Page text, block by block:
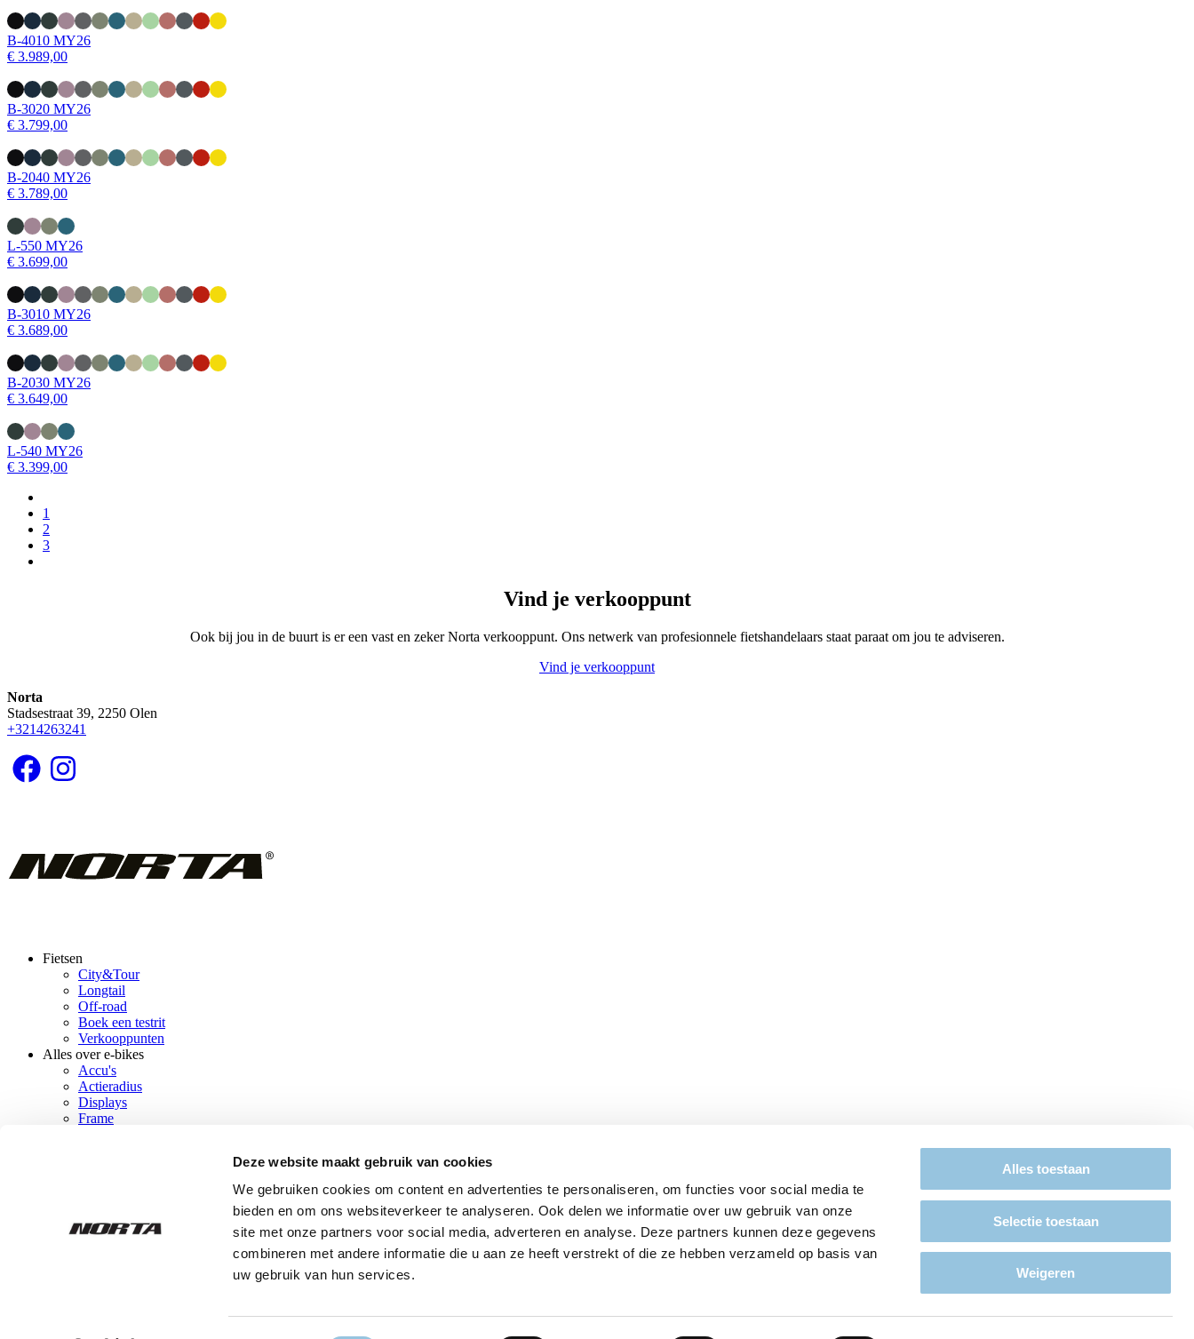
Deze website maakt gebruik van cookies
We gebruiken cookies om content en advertenties te personaliseren, om functies voor social media te
bieden en om ons websiteverkeer te analyseren. Ook delen we informatie over uw gebruik van onze
site met onze partners voor social media, adverteren en analyse. Deze partners kunnen deze gegevens
combineren met andere informatie die u aan ze heeft verstrekt of die ze hebben verzameld op basis van
uw gebruik van hun services.
Alles toestaan
Selectie toestaan
Weigeren
B-4010 MY26
€ 3.989,00
B-3020 MY26
€ 3.799,00
B-2040 MY26
€ 3.789,00
L-550 MY26
€ 3.699,00
B-3010 MY26
€ 3.689,00
B-2030 MY26
€ 3.649,00
L-540 MY26
€ 3.399,00
Paginering
pagina
Page
1
Huidige
pagina
2
Page
3
Vind je verkooppunt
Ook bij jou in de buurt is er een vast en zeker Norta verkooppunt. Ons netwerk van profesionnele fietshandelaars staat paraat om jou te adviseren.
Vind je verkooppunt
Norta
Stadsestraat 39, 2250 Olen
+3214263241
Footer
Fietsen
City&Tour
Longtail
Off-road
Boek een testrit
Verkooppunten
Alles over e-bikes
Accu's
Actieradius
Displays
Frame
Dealer worden